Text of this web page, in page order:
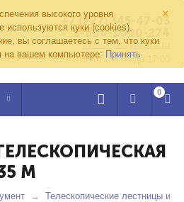
×
высокого уровня
используются куки (cookies).
вы соглашаетесь с тем, что куки
на вашем компьютере: Принять
+7 (727) 345-47-03
8-800-1000-274
kvazar91@yandex.ru
Пн-пт с 8:00 до 17:00
0
М
Телескопические лестницы и